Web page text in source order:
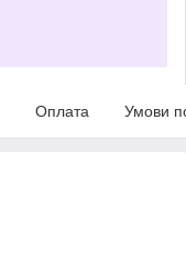
Оплата Умови